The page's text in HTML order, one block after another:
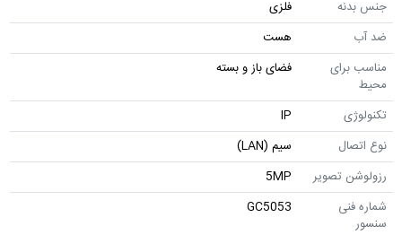
جنس بدنه
فلزی
ضد آب
هست
مناسب برای
محیط
فضای باز و بسته
تکنولوژی
IP
نوع اتصال
سیم (LAN)
رزولوشن تصویر
5MP
شماره فنی
سنسور
GC5053